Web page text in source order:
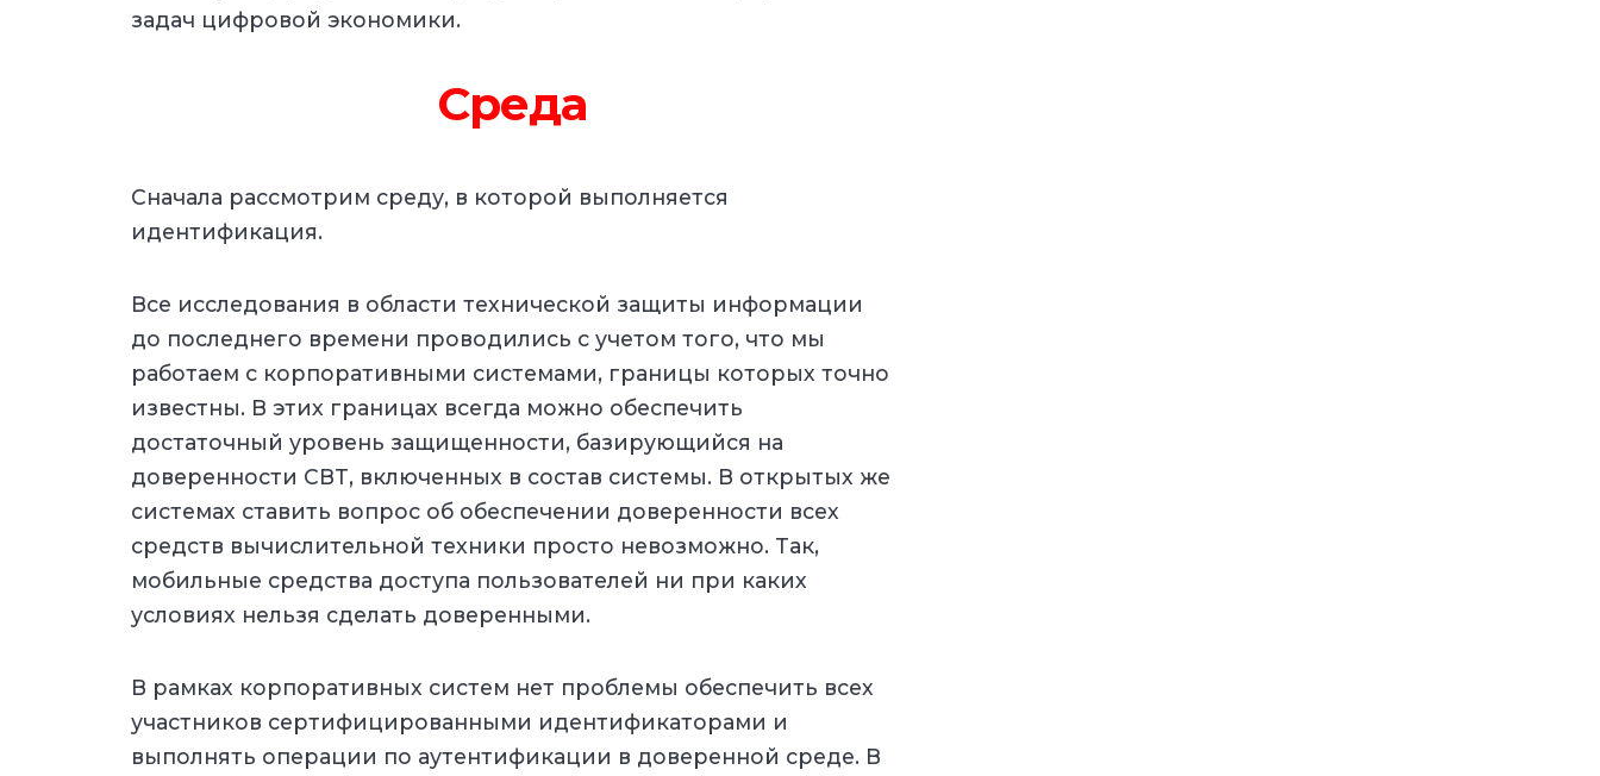
задач цифровой экономики.
Среда
Сначала рассмотрим среду, в которой выполняется
идентификация.
Все исследования в области технической защиты информации
до последнего времени проводились с учетом того, что мы
работаем с корпоративными системами, границы которых точно
известны. В этих границах всегда можно обеспечить
достаточный уровень защищенности, базирующийся на
доверенности СВТ, включенных в состав системы. В открытых же
системах ставить вопрос об обеспечении доверенности всех
средств вычислительной техники просто невозможно. Так,
мобильные средства доступа пользователей ни при каких
условиях нельзя сделать доверенными.
В рамках корпоративных систем нет проблемы обеспечить всех
участников сертифицированными идентификаторами и
выполнять операции по аутентификации в доверенной среде. В